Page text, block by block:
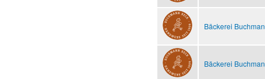
Bäckerei
Bäckerei